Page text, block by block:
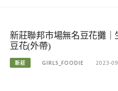
新莊聯邦市場無名豆花攤
豆花(外帶)
新莊 GIRLS_FOODIE 2023-